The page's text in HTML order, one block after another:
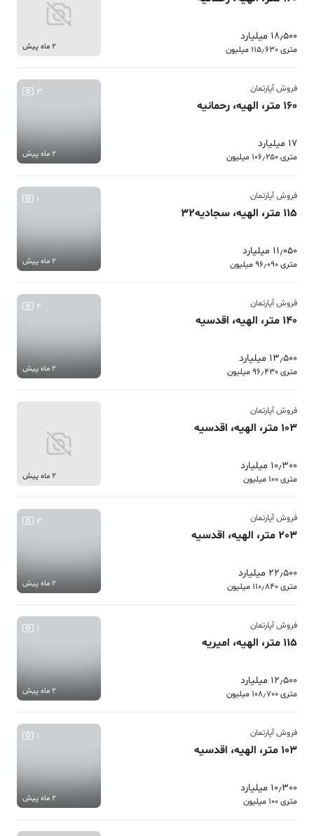
18٫500 میلیارد
متری 115٫630 میلیون 2 ماه پیش
فروش آپارتمان
160 متر، الهیه، رحمانیه
17 میلیارد
متری 106٫250 میلیون
3
2 ماه پیش
فروش آپارتمان
115 متر، الهیه، سجادیه32
11٫050 میلیارد
متری 96٫090 میلیون
1
2 ماه پیش
فروش آپارتمان
140 متر، الهیه، اقدسیه
13٫500 میلیارد
متری 96٫430 میلیون
2
2 ماه پیش
فروش آپارتمان
103 متر، الهیه، اقدسیه
10٫300 میلیارد
متری 100 میلیون 2 ماه پیش
فروش آپارتمان
203 متر، الهیه، اقدسیه
22٫500 میلیارد
متری 110٫840 میلیون
3
2 ماه پیش
فروش آپارتمان
115 متر، الهیه، امیریه
12٫500 میلیارد
متری 108٫700 میلیون
1
2 ماه پیش
فروش آپارتمان
103 متر، الهیه، اقدسیه
10٫300 میلیارد
متری 100 میلیون
1
2 ماه پیش